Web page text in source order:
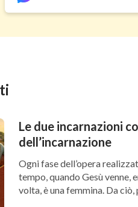
Le due incarnazioni
dell’incarnazione
Ogni fase dell’opera
tempo, quando Gesù venne,
volta, è una femmina. Da